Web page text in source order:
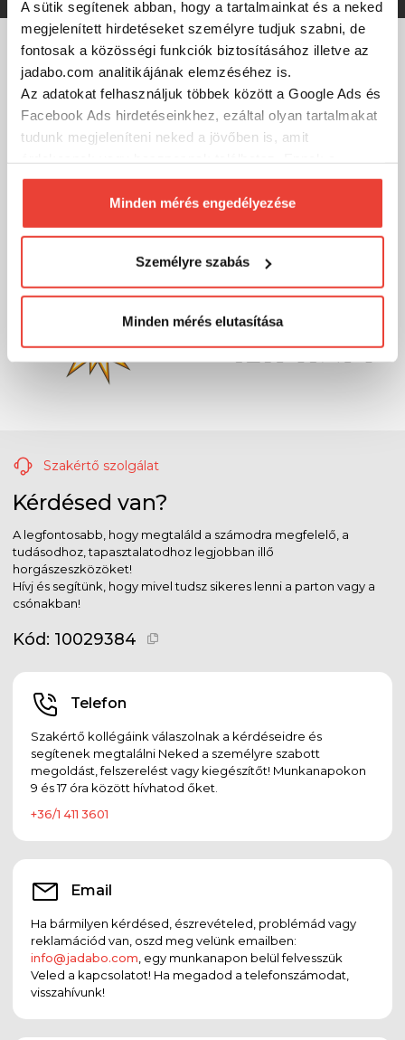
A sütik segítenek abban, hogy a tartalmainkat és a neked
megjelenített hirdetéseket személyre tudjuk szabni, de
fontosak a közösségi funkciók biztosításához illetve az
jadabo.com analitikájának elemzéséhez is.
Az adatokat felhasználjuk többek között a Google Ads és
Facebook Ads hirdetéseinkhez, ezáltal olyan tartalmakat
tudunk megjeleníteni neked a jövőben is, amit
biztosításához arra kérünk, hogy engedd meg
számunkra minden mérés használatát.
Természetesensoha semmilyen formában nem fogunk
megváltoztathatod a döntésed ezzel kapcsolatban.
Előre is köszönjük!
Minden mérés engedélyezése
Személyre szabás
Minden mérés elutasítása
MÁRKÁINK
Szakértő szolgálat
Kérdésed van?
A legfontosabb, hogy megtaláld a számodra megfelelő, a
tudásodhoz, tapasztalatodhoz legjobban illő
horgászeszközöket!
Hívj és segítünk, hogy mivel tudsz sikeres lenni a parton vagy a
csónakban!
Kód: 10029384
Telefon
Szakértő kollégáink válaszolnak a kérdéseidre és
segítenek megtalálni Neked a személyre szabott
megoldást, felszerelést vagy kiegészítőt! Munkanapokon
9 és 17 óra között hívhatod őket.
+36/1 411 3601
Email
Ha bármilyen kérdésed, észrevételed, problémád vagy
reklamációd van, oszd meg velünk emailben:
info@jadabo.com , egy munkanapon belül felvesszük
Veled a kapcsolatot! Ha megadod a telefonszámodat,
visszahívunk!